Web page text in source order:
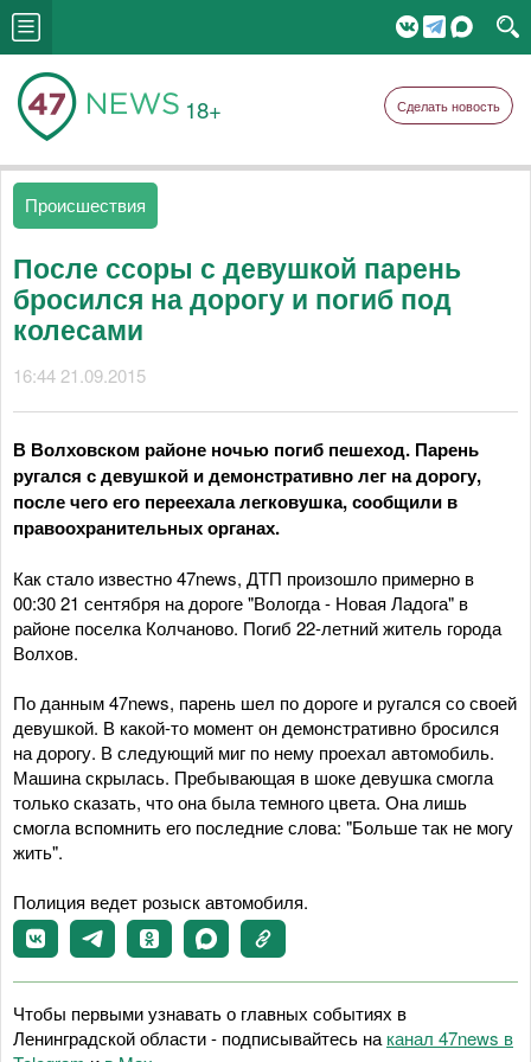
18+ Сделать новость
Происшествия
После ссоры с девушкой парень
бросился на дорогу и погиб под
колесами
16:44 21.09.2015
В Волховском районе ночью погиб пешеход. Парень
ругался с девушкой и демонстративно лег на дорогу,
после чего его переехала легковушка, сообщили в
правоохранительных органах.
Как стало известно 47news, ДТП произошло примерно в
00:30 21 сентября на дороге "Вологда - Новая Ладога" в
районе поселка Колчаново. Погиб 22-летний житель города
Волхов.
По данным 47news, парень шел по дороге и ругался со своей
девушкой. В какой-то момент он демонстративно бросился
на дорогу. В следующий миг по нему проехал автомобиль.
Машина скрылась. Пребывающая в шоке девушка смогла
только сказать, что она была темного цвета. Она лишь
смогла вспомнить его последние слова: "Больше так не могу
жить".
Полиция ведет розыск автомобиля.
Чтобы первыми узнавать о главных событиях в
Ленинградской области - подписывайтесь на канал 47news в